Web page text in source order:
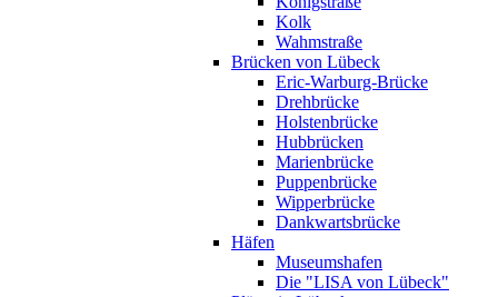
Kolk
Wahmstraße
Brücken von Lübeck
Eric-Warburg-Brücke
Drehbrücke
Holstenbrücke
Hubbrücken
Marienbrücke
Puppenbrücke
Wipperbrücke
Dankwartsbrücke
Häfen
Museumshafen
Die "LISA von Lübeck"